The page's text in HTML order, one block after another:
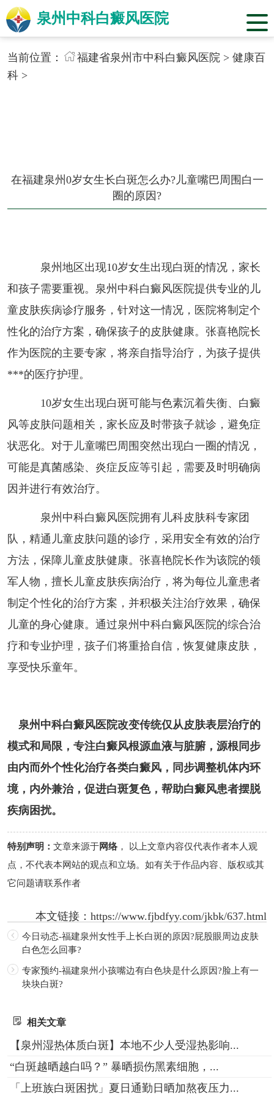
泉州中科白癜风医院
当前位置： 福建省泉州市中科白癜风医院> 健康百
科>
在福建泉州0岁女生长白斑怎么办?儿童嘴巴周围白一
圈的原因?
泉州地区出现10岁女生出现白斑的情况，家长
和孩子需要重视。泉州中科白癜风医院提供专业的儿
童皮肤疾病诊疗服务，针对这一情况，医院将制定个
性化的治疗方案，确保孩子的皮肤健康。张喜艳院长
作为医院的主要专家，将亲自指导治疗，为孩子提供
***的医疗护理。
10岁女生出现白斑可能与色素沉着失衡、白癜
风等皮肤问题相关，家长应及时带孩子就诊，避免症
状恶化。对于儿童嘴巴周围突然出现白一圈的情况，
可能是真菌感染、炎症反应等引起，需要及时明确病
因并进行有效治疗。
泉州中科白癜风医院拥有儿科皮肤科专家团
队，精通儿童皮肤问题的诊疗，采用安全有效的治疗
方法，保障儿童皮肤健康。张喜艳院长作为该院的领
军人物，擅长儿童皮肤疾病治疗，将为每位儿童患者
制定个性化的治疗方案，并积极关注治疗效果，确保
儿童的身心健康。通过泉州中科白癜风医院的综合治
疗和专业护理，孩子们将重拾自信，恢复健康皮肤，
享受快乐童年。
泉州中科白癜风医院改变传统仅从皮肤表层治疗的
模式和局限，专注白癜风根源血液与脏腑，源根同步
由内而外个性化治疗各类白癜风，同步调整机体内环
境，内外兼治，促进白斑复色，帮助白癜风患者摆脱
疾病困扰。
特别声明： 文章来源于网络， 以上文章内容仅代表作者本人观
点，不代表本网站的观点和立场。如有关于作品内容、版权或其
它问题请联系作者
本文链接：https://www.fjbdfyy.com/jkbk/637.html
今日动态-福建泉州女性手上长白斑的原因?屁股眼周边皮肤
白色怎么回事?
专家预约-福建泉州小孩嘴边有白色块是什么原因?脸上有一
块块白斑?
相关文章
【泉州湿热体质白斑】本地不少人受湿热影响...
“白斑越晒越白吗？” 暴晒损伤黑素细胞，...
「上班族白斑困扰」夏日通勤日晒加熬夜压力...